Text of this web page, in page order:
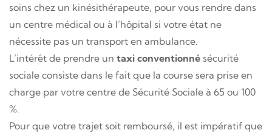
soins chez un kinésithérapeute, pour vous rendre dans
un centre médical ou à l’hôpital si votre état ne
nécessite pas un transport en ambulance.
L’intérêt de prendre un taxi conventionné sécurité
sociale consiste dans le fait que la course sera prise en
charge par votre centre de Sécurité Sociale à 65 ou 100
%.
Pour que votre trajet soit remboursé, il est impératif que